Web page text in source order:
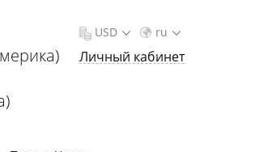
ru
USD
Личный кабинет